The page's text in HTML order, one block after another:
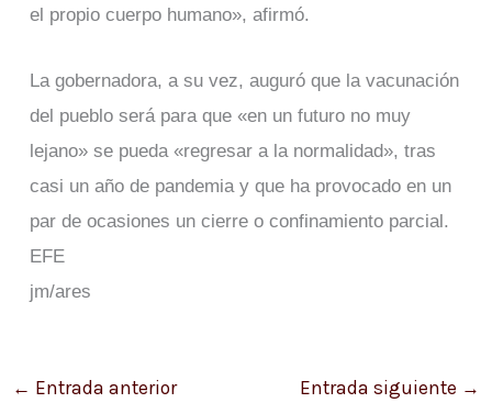
el propio cuerpo humano», afirmó.
La gobernadora, a su vez, auguró que la vacunación
del pueblo será para que «en un futuro no muy
lejano» se pueda «regresar a la normalidad», tras
casi un año de pandemia y que ha provocado en un
par de ocasiones un cierre o confinamiento parcial.
EFE
jm/ares
← Entrada anterior Entrada siguiente →